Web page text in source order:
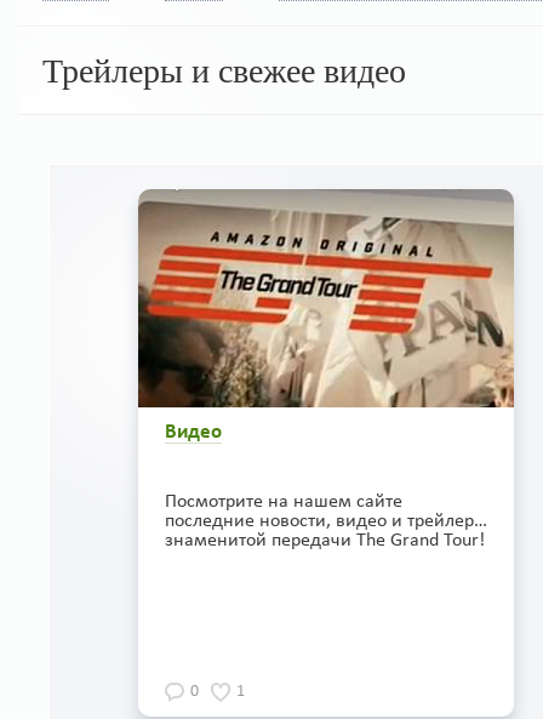
Трейлеры и свежее видео
Видео
Посмотрите на нашем сайте
последние новости, видео и трейлеры
знаменитой передачи The Grand Tour!
0 1